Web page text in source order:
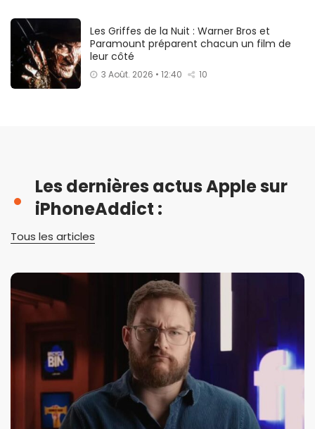
Les Griffes de la Nuit : Warner Bros et
Paramount préparent chacun un film de
leur côté
3 Août. 2026 • 12:40 10
Les dernières actus Apple sur
iPhoneAddict :
Tous les articles